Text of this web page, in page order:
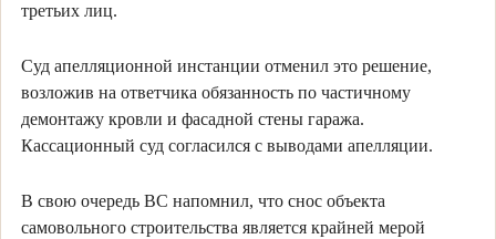
третьих лиц.
Суд апелляционной инстанции отменил это решение,
возложив на ответчика обязанность по частичному
демонтажу кровли и фасадной стены гаража.
Кассационный суд согласился с выводами апелляции.
В свою очередь ВС напомнил, что снос объекта
самовольного строительства является крайней мерой